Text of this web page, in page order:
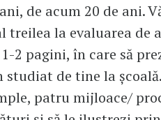
de acum 20 de ani.
treilea la evaluarea de
2 pagini, în care să
de tine la
patru mijloace/